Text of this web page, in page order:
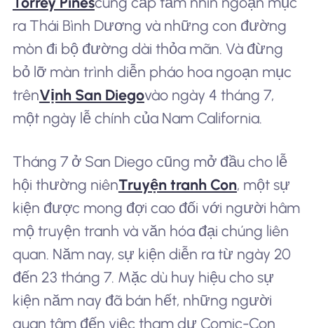
ra Thái Bình Dương và những con đường
mòn đi bộ đường dài thỏa mãn. Và đừng
bỏ lỡ màn trình diễn pháo hoa ngoạn mục
trênVịnh San Diegovào ngày 4 tháng 7,
một ngày lễ chính của Nam California.
Tháng 7 ở San Diego cũng mở đầu cho lễ
hội thường niênTruyện tranh Con, một sự
kiện được mong đợi cao đối với người hâm
mộ truyện tranh và văn hóa đại chúng liên
quan. Năm nay, sự kiện diễn ra từ ngày 20
đến 23 tháng 7. Mặc dù huy hiệu cho sự
kiện năm nay đã bán hết, những người
quan tâm đến việc tham dự Comic-Con